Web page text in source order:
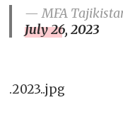
— MFA
July 26, 2023
.2023..jpg